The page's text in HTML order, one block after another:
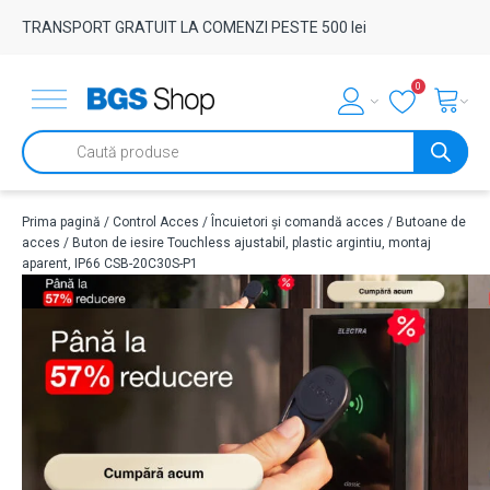
TRANSPORT GRATUIT LA COMENZI PESTE 500 lei
0
Products
search
Prima pagină / Control Acces / Încuietori și comandă acces / Butoane de
acces / Buton de iesire Touchless ajustabil, plastic argintiu, montaj
aparent, IP66 CSB-20C30S-P1